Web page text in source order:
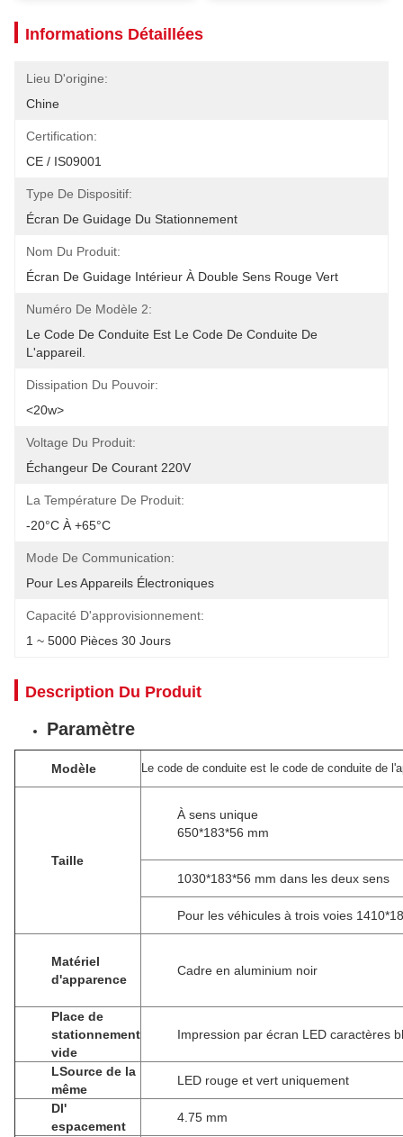
Informations Détaillées
Lieu D'origine:
Chine
Certification:
CE / IS09001
Type De Dispositif:
Écran De Guidage Du Stationnement
Nom Du Produit:
Écran De Guidage Intérieur À Double Sens Rouge Vert
Numéro De Modèle 2:
Le Code De Conduite Est Le Code De Conduite De
L'appareil.
Dissipation Du Pouvoir:
<20w>
Voltage Du Produit:
Échangeur De Courant 220V
La Température De Produit:
-20°C À +65°C
Mode De Communication:
Pour Les Appareils Électroniques
Capacité D'approvisionnement:
1 ~ 5000 Pièces 30 Jours
Description Du Produit
Paramètre
Modèle Le code de conduite est le code de conduite de
Taille
À sens unique
650*183*56 mm
1030*183*56 mm dans les deux sens
Pour les véhicules à trois voies
Matériel
d'apparence
Cadre en aluminium noir
Place de
stationnement
vide
Impression par écran LED caractères
LSource de la
même
LED rouge et vert uniquement
Dl'
espacement
4.75 mm